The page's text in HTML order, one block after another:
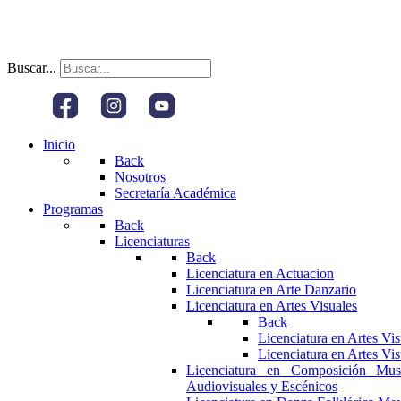
Buscar...
Inicio
Back
Nosotros
Secretaría Académica
Programas
Back
Licenciaturas
Back
Licenciatura en Actuacion
Licenciatura en Arte Danzario
Licenciatura en Artes Visuales
Back
Licenciatura en Artes
Licenciatura en Artes
Licenciatura en Composición
Audiovisuales y Escénicos